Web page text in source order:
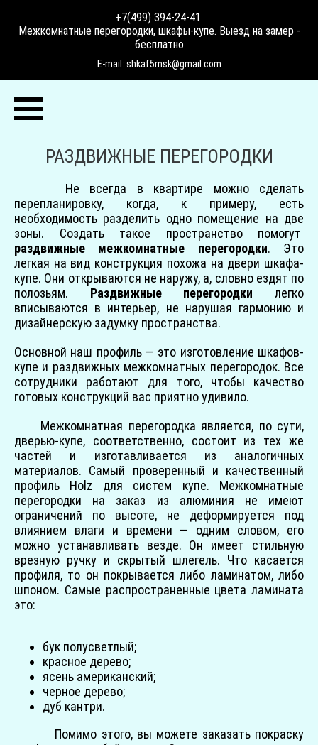
+7(499) 394-24-41
Межкомнатные перегородки, шкафы-купе. Выезд на замер -
бесплатно
E-mail: shkaf5msk@gmail.com
РАЗДВИЖНЫЕ ПЕРЕГОРОДКИ
Не всегда в квартире можно сделать
перепланировку, когда, к примеру, есть
необходимость разделить одно помещение на две
зоны. Создать такое пространство помогут
раздвижные межкомнатные перегородки. Это
легкая на вид конструкция похожа на двери шкафа-
купе. Они открываются не наружу, а, словно ездят по
полозьям. Раздвижные перегородки легко
вписываются в интерьер, не нарушая гармонию и
дизайнерскую задумку пространства.
Основной наш профиль — это изготовление шкафов-
купе и раздвижных межкомнатных перегородок. Все
сотрудники работают для того, чтобы качество
готовых конструкций вас приятно удивило.
Межкомнатная перегородка является, по сути,
дверью-купе, соответственно, состоит из тех же
частей и изготавливается из аналогичных
материалов. Самый проверенный и качественный
профиль Holz для систем купе. Межкомнатные
перегородки на заказ из алюминия не имеют
ограничений по высоте, не деформируется под
влиянием влаги и времени — одним словом, его
можно устанавливать везде. Он имеет стильную
врезную ручку и скрытый шлегель. Что касается
профиля, то он покрывается либо ламинатом, либо
шпоном. Самые распространенные цвета ламината
это:
бук полусветлый;
красное дерево;
ясень американский;
черное дерево;
дуб кантри.
Помимо этого, вы можете заказать покраску